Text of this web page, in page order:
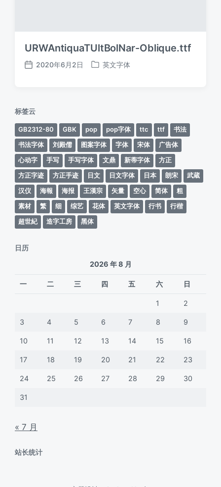
URWAntiquaTUltBolNar-Oblique.ttf
发
2020年6月2日
发
英文字体
标签云
GB2312-80 GBK pop pop字体 ttc ttf
书法
书法字体
刘殿儒 图案字体 字体 宋体
广告体
心动字
手写 手写字体 文鼎 新蒂字体
方正
方正字迹
方正手迹 日文 日文字体 日本 朗宋
武蔵
汉仪
海報 海报 王漢宗 矢量 空心 简体
粗
素材
繁 细 综艺 花体 英文字体 行书
行楷
超世紀
造字工房 黑体
日历
2026 年 8 月
一 二 三 四 五 六 日
1 2
3 4 5 6 7 8 9
10 11 12 13 14 15 16
17 18 19 20 21 22 23
24 25 26 27 28 29 30
31
« 7 月
站长统计